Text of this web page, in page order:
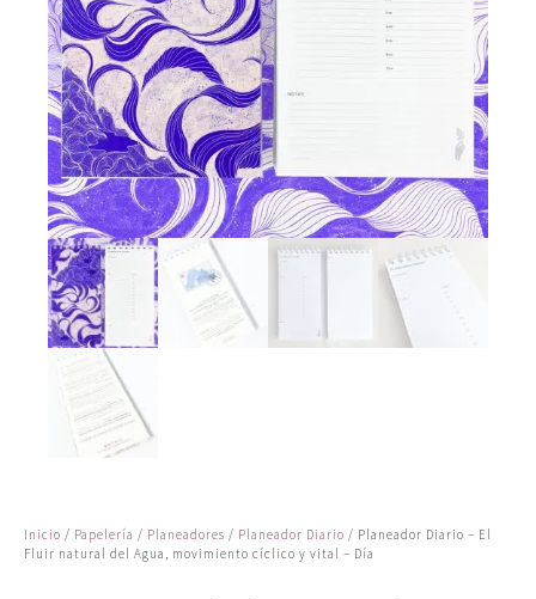
Inicio / Papelería / Planeadores / Planeador Diario / Planeador Diario – El
Fluir natural del Agua, movimiento cíclico y vital – Día